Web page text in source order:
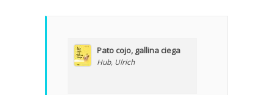
Pato cojo, gallina ciega
Hub, Ulrich